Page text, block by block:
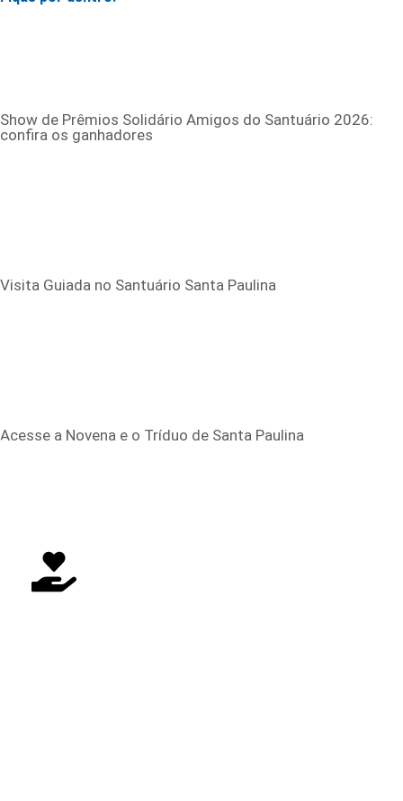
Show de Prêmios Solidário Amigos do Santuário 2026:
confira os ganhadores
Visita Guiada no Santuário Santa Paulina
Acesse a Novena e o Tríduo de Santa Paulina